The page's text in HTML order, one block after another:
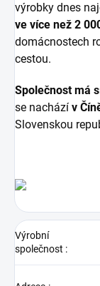
výrobky dnes
ve více než 2
domácnostech
cestou.
Společnost má
se nachází v
Slovenskou
Výrobní
společnost :